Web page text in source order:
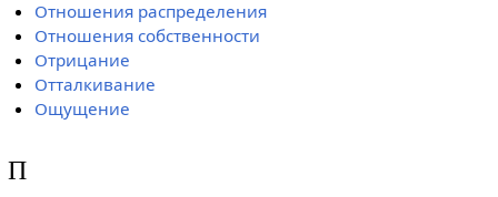
Отношения распределения
Отношения собственности
Отрицание
Отталкивание
Ощущение
П